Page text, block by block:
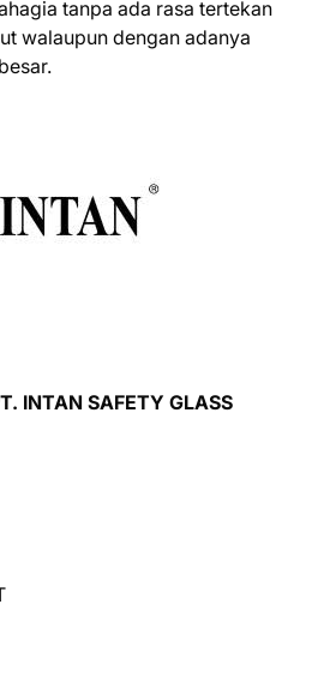
tanpa ada rasa tertekan
walaupun dengan adanya
INTAN SAFETY GLASS